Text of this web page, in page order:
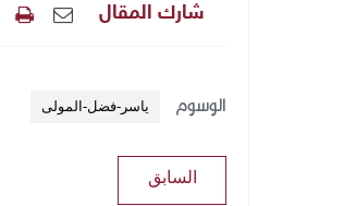
شارك المقال
الوسوم ياسر-فضل-المولى
السابق